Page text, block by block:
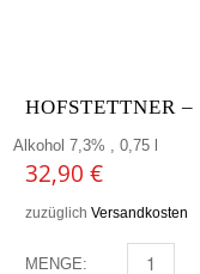
HOFSTETTNER
Alkohol 7,3% , 0,75 l
32,90 €
zuzüglich Versandkosten
MENGE: